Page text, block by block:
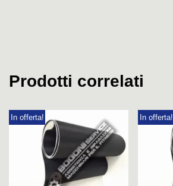
Prodotti correlati
In offerta! In offerta!